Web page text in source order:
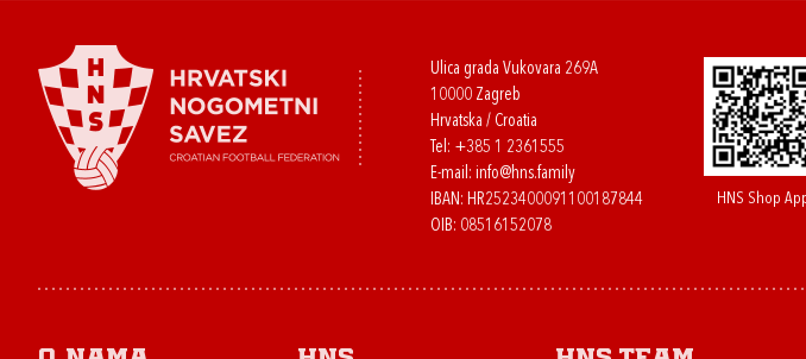
Ulica grada Vukovara 269A
10000 Zagreb
Hrvatska / Croatia
Tel: +385 1 2361555
E-mail: info@hns.family
IBAN: HR2523400091100187844
OIB: 08516152078
HNS Shop